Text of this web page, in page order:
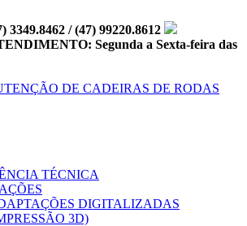
/ (47) 99220.8612
Segunda a Sexta-feira das
TÉCNICA
DIGITALIZADAS
3D)